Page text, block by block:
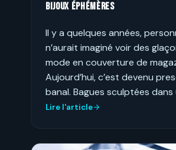
bijoux éphémères
Il y a quelques années,
n’aurait imaginé voir des
mode en couverture de
Aujourd’hui, c’est devenu
banal. Bagues sculptées dans
Lire l'article